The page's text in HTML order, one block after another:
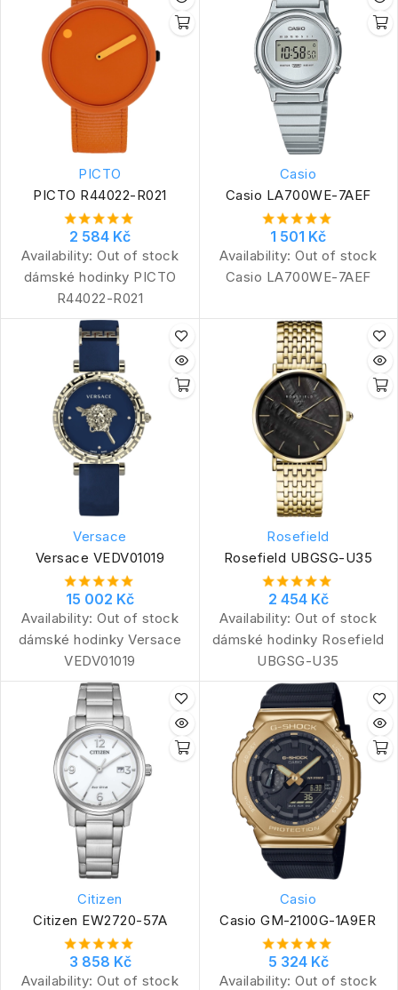
PICTO
PICTO R44022-R021
2 584 Kč
Availability: Out of stock
dámské hodinky PICTO
R44022-R021
Casio
Casio LA700WE-7AEF
1 501 Kč
Availability: Out of stock
Casio LA700WE-7AEF
Versace
Versace VEDV01019
15 002 Kč
Availability: Out of stock
dámské hodinky Versace
VEDV01019
Rosefield
Rosefield UBGSG-U35
2 454 Kč
Availability: Out of stock
dámské hodinky Rosefield
UBGSG-U35
Citizen
Citizen EW2720-57A
3 858 Kč
Availability: Out of stock
Casio
Casio GM-2100G-1A9ER
5 324 Kč
Availability: Out of stock